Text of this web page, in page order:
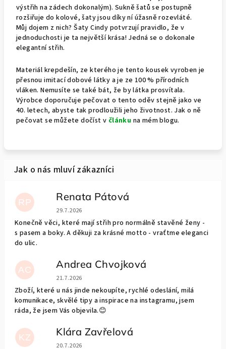
výstřih na zádech dokonalým). Sukně šatů se postupně
rozšiřuje do kolové, šaty jsou díky ní úžasně rozevláté.
Můj dojem z nich? Šaty Cindy potvrzují pravidlo, že v
jednoduchosti je ta největší krása! Jedná se o dokonale
elegantní střih.
Materiál krepdešín, ze kterého je tento kousek vyroben je
přesnou imitací dobové látky a je ze 100 % přírodních
vláken. Nemusíte se také bát, že by látka prosvítala.
Výrobce doporučuje pečovat o tento oděv stejně jako ve
40. letech, abyste tak prodloužili jeho životnost. Jak o ně
pečovat se můžete dočíst v článku na mém blogu.
RP Renata Pátová
Hodnocení obchodu je 5 z 5 hvězdiček.
29.7.2026
Konečně věci, které mají střih pro normálně stavěné ženy -
s pasem a boky. A děkuji za krásné motto - vraťtme eleganci
do ulic.
AC Andrea Chvojková
Hodnocení obchodu je 5 z 5 hvězdiček.
21.7.2026
Zboží, které u nás jinde nekoupíte, rychlé odeslání, milá
komunikace, skvělé tipy a inspirace na instagramu, jsem
ráda, že jsem Vás objevila.😊
KZ Klára Zavřelová
Hodnocení obchodu je 5 z 5 hvězdiček.
20.7.2026